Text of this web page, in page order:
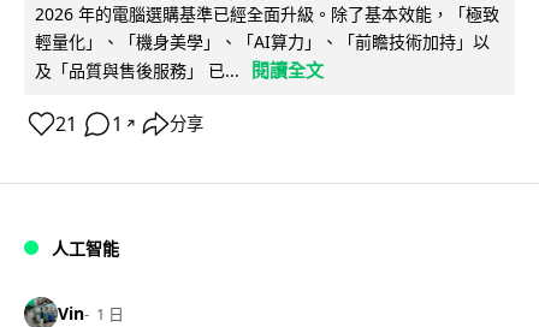
2026 年的電腦選購基準已經全面升級。除了基本效能，「極致
輕量化」、「機身美學」、「AI算力」、「前瞻技術加持」以
及「品質與售後服務」 已...
閱讀全文
21 1 ↗ 分享
人工智能
Vin 1 日